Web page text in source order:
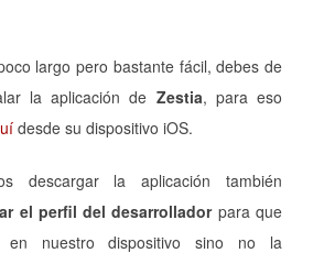
largo pero bastante fácil, debes de
la aplicación de Zestia, para eso
desde su dispositivo iOS.
descargar la aplicación también
el perfil del desarrolladorpara que
en nuestro dispositivo sino no la